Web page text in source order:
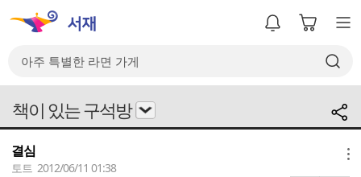
책이 있는 구석방
결심
토트 2012/06/11 01:38